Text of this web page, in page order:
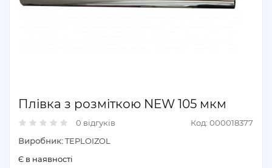
Плівка з розміткою NEW 105 мкм
0 відгуків
Код: 000018377
Виробник:TEPLOIZOL
Є в наявності